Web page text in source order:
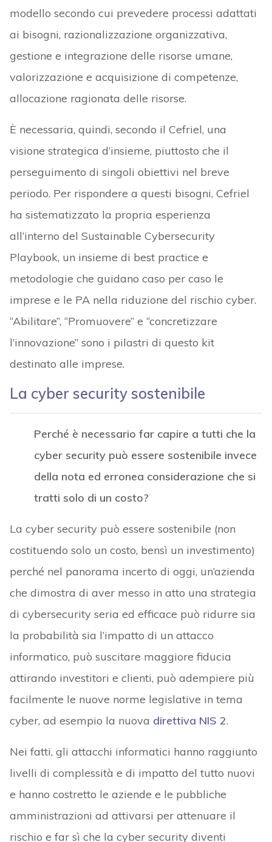
modello secondo cui prevedere processi adattati
ai bisogni, razionalizzazione organizzativa,
gestione e integrazione delle risorse umane,
valorizzazione e acquisizione di competenze,
allocazione ragionata delle risorse.
È necessaria, quindi, secondo il Cefriel, una
visione strategica d’insieme, piuttosto che il
perseguimento di singoli obiettivi nel breve
periodo. Per rispondere a questi bisogni, Cefriel
ha sistematizzato la propria esperienza
all’interno del Sustainable Cybersecurity
Playbook, un insieme di best practice e
metodologie che guidano caso per caso le
imprese e le PA nella riduzione del rischio cyber.
“Abilitare”, “Promuovere” e “concretizzare
l’innovazione” sono i pilastri di questo kit
destinato alle imprese.
La cyber security sostenibile
Perché è necessario far capire a tutti che la
cyber security può essere sostenibile invece
della nota ed erronea considerazione che si
tratti solo di un costo?
La cyber security può essere sostenibile (non
costituendo solo un costo, bensì un investimento)
perché nel panorama incerto di oggi, un’azienda
che dimostra di aver messo in atto una strategia
di cybersecurity seria ed efficace può ridurre sia
la probabilità sia l’impatto di un attacco
informatico, può suscitare maggiore fiducia
attirando investitori e clienti, può adempiere più
facilmente le nuove norme legislative in tema
cyber, ad esempio la nuova direttiva NIS 2.
Nei fatti, gli attacchi informatici hanno raggiunto
livelli di complessità e di impatto del tutto nuovi
e hanno costretto le aziende e le pubbliche
amministrazioni ad attivarsi per attenuare il
rischio e far sì che la cyber security diventi